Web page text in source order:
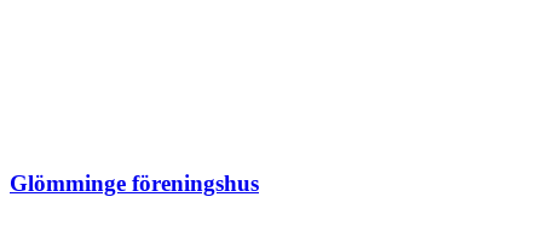
Glömminge föreningshus